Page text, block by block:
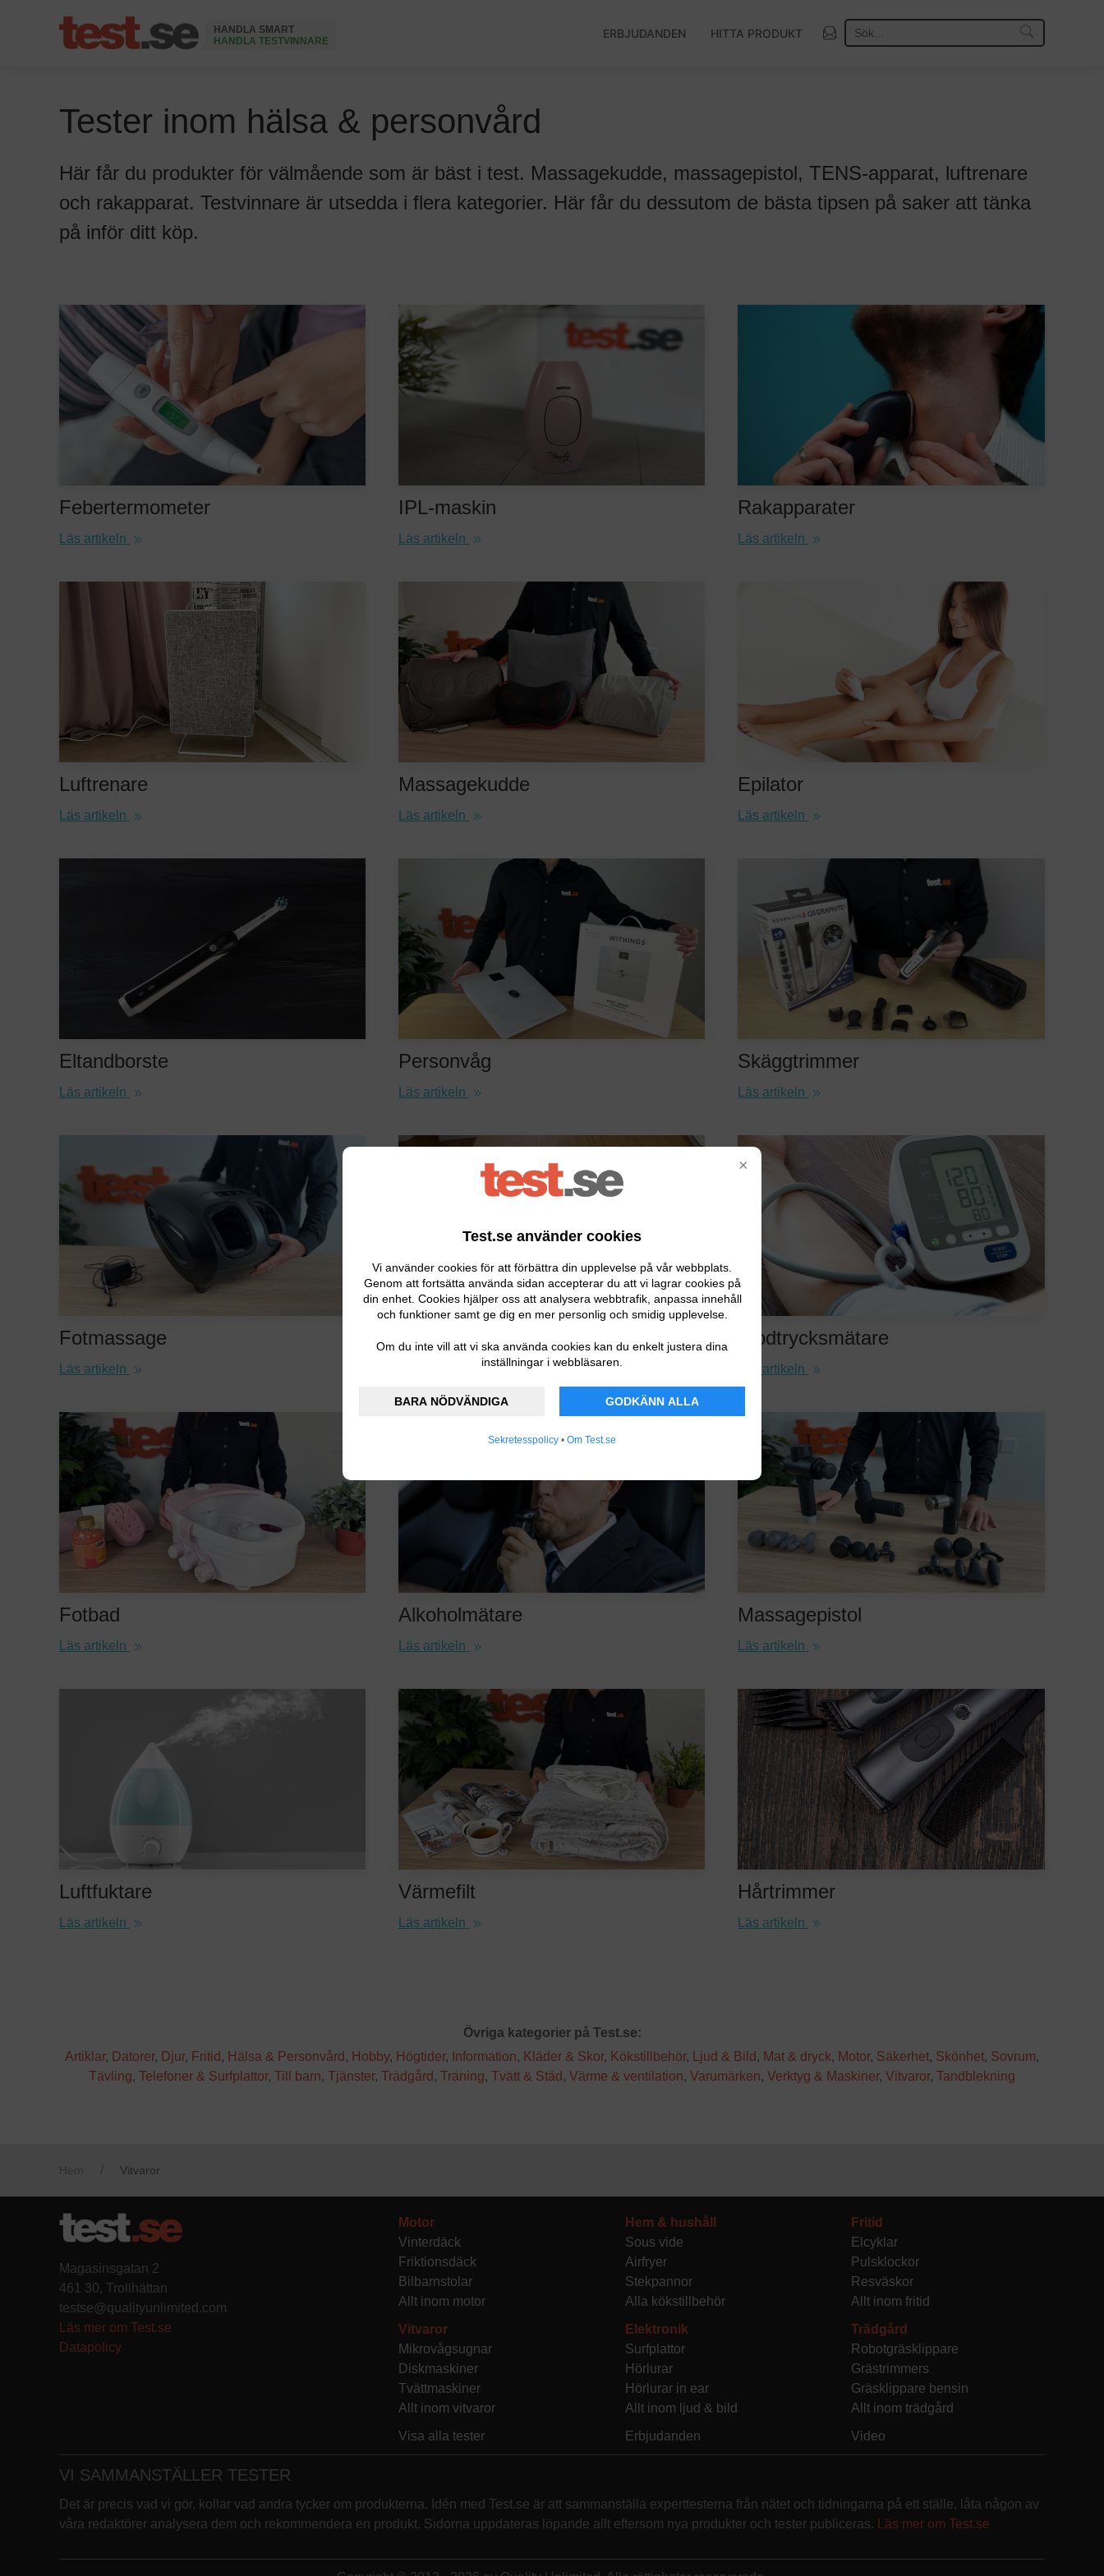
×
Test.se använder cookies
Vi använder cookies för att förbättra din upplevelse på vår webbplats.
Genom att fortsätta använda sidan accepterar du att vi lagrar cookies på
din enhet. Cookies hjälper oss att analysera webbtrafik, anpassa innehåll
och funktioner samt ge dig en mer personlig och smidig upplevelse.
Om du inte vill att vi ska använda cookies kan du enkelt justera dina
inställningar i webbläsaren.
BARA NÖDVÄNDIGA GODKÄNN ALLA
Sekretesspolicy • Om Test.se
HANDLA SMART
HANDLA TESTVINNARE
ERBJUDANDEN HITTA PRODUKT
Tester inom hälsa & personvård
Här får du produkter för välmående som är bäst i test. Massagekudde, massagepistol, TENS-apparat, luftrenare
och rakapparat. Testvinnare är utsedda i flera kategorier. Här får du dessutom de bästa tipsen på saker att tänka
på inför ditt köp.
Febertermometer
Läs artikeln
IPL-maskin
Läs artikeln
Rakapparater
Läs artikeln
Luftrenare
Läs artikeln
Massagekudde
Läs artikeln
Epilator
Läs artikeln
Eltandborste
Läs artikeln
Personvåg
Läs artikeln
Skäggtrimmer
Läs artikeln
Fotmassage
Läs artikeln
TENS-apparat Blodtrycksmätare
Läs artikeln
Fotbad
Läs artikeln
Alkoholmätare
Läs artikeln
Massagepistol
Läs artikeln
Luftfuktare
Läs artikeln
Värmefilt
Läs artikeln
Hårtrimmer
Läs artikeln
Övriga kategorier på Test.se:
Artiklar, Datorer, Djur, Fritid , Hälsa & Personvård , Hobby, Högtider, Information, Kläder & Skor, Kökstillbehör, Ljud & Bild , Mat & dryck, Motor, Säkerhet, Skönhet, Sovrum,
Tävling, Telefoner & Surfplattor, Till barn, Tjänster, Trädgård , Träning, Tvätt & Städ , Värme & ventilation, Varumärken, Verktyg & Maskiner, Vitvaror, Tandblekning
Vitvaror
Magasinsgatan 2
461 30, Trollhättan
testse@qualityunlimited.com
Läs mer om Test.se
Datapolicy
Motor
Vinterdäck
Friktionsdäck
Bilbarnstolar
Allt inom motor
Hem & hushåll
Sous vide
Airfryer
Stekpannor
Alla kökstillbehör
Fritid
Elcyklar
Pulsklockor
Resväskor
Allt inom fritid
Vitvaror
Mikrovågsugnar
Diskmaskiner
Tvättmaskiner
Allt inom vitvaror
Elektronik
Surfplattor
Hörlurar
Hörlurar in ear
Allt inom ljud & bild
Trädgård
Robotgräsklippare
Grästrimmers
Gräsklippare bensin
Allt inom trädgård
Visa alla tester
Erbjudanden Video
VI SAMMANSTÄLLER TESTER
Det är precis vad vi gör, kollar vad andra tycker om produkterna. Idén med Test.se är att sammanställa experttesterna från nätet och tidningarna på ett ställe, låta någon av
våra redaktörer analysera dem och rekommendera en produkt. Sidorna uppdateras löpande allt eftersom nya produkter och tester publiceras.
Läs mer om Test.se